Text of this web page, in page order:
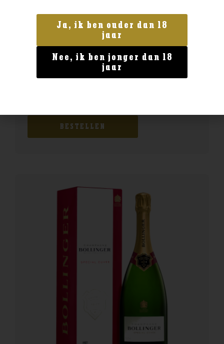
BESTELLEN
Ja, ik ben ouder dan 18
jaar
Nee, ik ben jonger dan 18
jaar